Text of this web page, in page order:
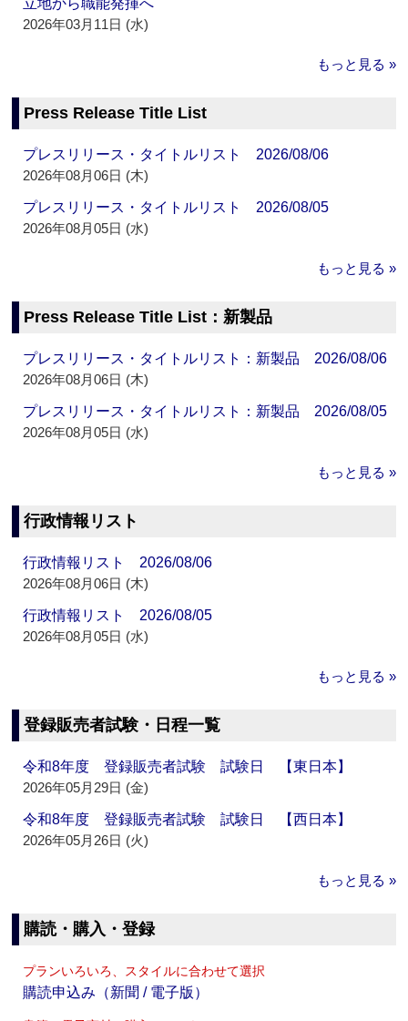
立地から職能発揮へ
2026年03月11日 (水)
もっと見る »
Press Release Title List
プレスリリース・タイトルリスト 2026/08/06
2026年08月06日 (木)
プレスリリース・タイトルリスト 2026/08/05
2026年08月05日 (水)
もっと見る »
Press Release Title List：新製品
プレスリリース・タイトルリスト：新製品 2026/08/06
2026年08月06日 (木)
プレスリリース・タイトルリスト：新製品 2026/08/05
2026年08月05日 (水)
もっと見る »
行政情報リスト
行政情報リスト 2026/08/06
2026年08月06日 (木)
行政情報リスト 2026/08/05
2026年08月05日 (水)
もっと見る »
登録販売者試験・日程一覧
令和8年度 登録販売者試験 試験日 【東日本】
2026年05月29日 (金)
令和8年度 登録販売者試験 試験日 【西日本】
2026年05月26日 (火)
もっと見る »
購読・購入・登録
プランいろいろ、スタイルに合わせて選択
購読申込み（新聞 / 電子版）